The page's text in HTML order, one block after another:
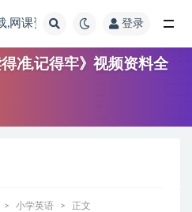
登录
准,记得牢》视频资料全
小学英语 正文